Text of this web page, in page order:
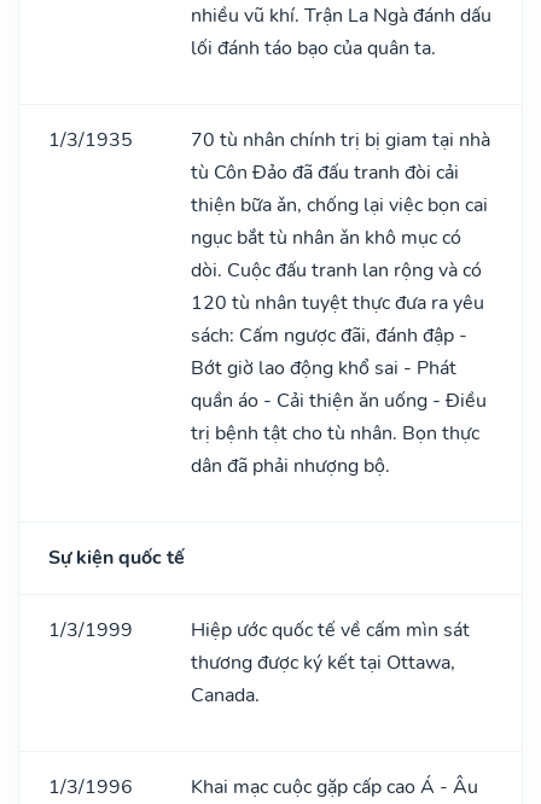
nhiều vũ khí. Trận La Ngà đánh dấu
lối đánh táo bạo của quân ta.
1/3/1935
70 tù nhân chính trị bị giam tại nhà
tù Côn Đảo đã đấu tranh đòi cải
thiện bữa ǎn, chống lại việc bọn cai
ngục bắt tù nhân ǎn khô mục có
dòi. Cuộc đấu tranh lan rộng và có
120 tù nhân tuyệt thực đưa ra yêu
sách: Cấm ngược đãi, đánh đập -
Bớt giờ lao động khổ sai - Phát
quần áo - Cải thiện ǎn uống - Điều
trị bệnh tật cho tù nhân. Bọn thực
dân đã phải nhượng bộ.
Sự kiện quốc tế
1/3/1999
Hiệp ước quốc tế về cấm mìn sát
thương được ký kết tại Ottawa,
Canada.
1/3/1996
Khai mạc cuộc gặp cấp cao Á - Âu